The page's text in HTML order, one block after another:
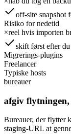
off-site snapshot
Risiko for nedetid
×reel hvis importen
skift først efter
Migrerings-plugins
Freelancer
Typiske hosts
bureauer
afgiv
Bureauer, der flytter
staging-URL at